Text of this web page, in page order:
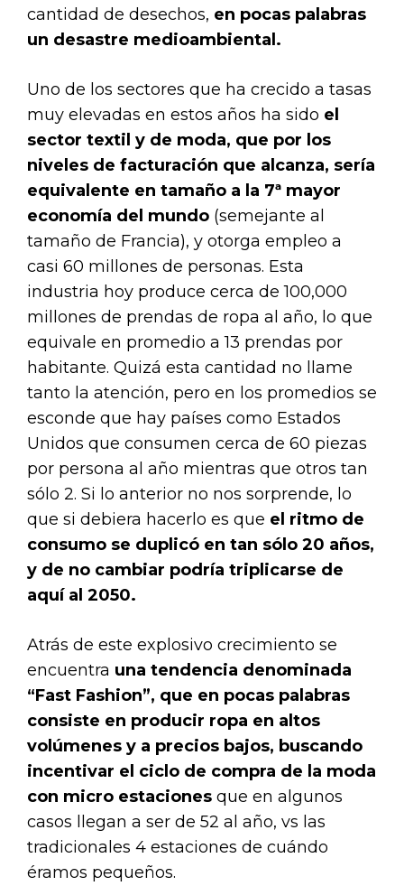
cantidad de desechos, en pocas palabras
un desastre medioambiental.
Uno de los sectores que ha crecido a tasas
muy elevadas en estos años ha sido el
sector textil y de moda, que por los
niveles de facturación que alcanza, sería
equivalente en tamaño a la 7ª mayor
economía del mundo (semejante al
tamaño de Francia), y otorga empleo a
casi 60 millones de personas. Esta
industria hoy produce cerca de 100,000
millones de prendas de ropa al año, lo que
equivale en promedio a 13 prendas por
habitante. Quizá esta cantidad no llame
tanto la atención, pero en los promedios se
esconde que hay países como Estados
Unidos que consumen cerca de 60 piezas
por persona al año mientras que otros tan
sólo 2. Si lo anterior no nos sorprende, lo
que si debiera hacerlo es que el ritmo de
consumo se duplicó en tan sólo 20 años,
y de no cambiar podría triplicarse de
aquí al 2050.
Atrás de este explosivo crecimiento se
encuentra una tendencia denominada
“Fast Fashion”, que en pocas palabras
consiste en producir ropa en altos
volúmenes y a precios bajos, buscando
incentivar el ciclo de compra de la moda
con micro estaciones que en algunos
casos llegan a ser de 52 al año, vs las
tradicionales 4 estaciones de cuándo
éramos pequeños.